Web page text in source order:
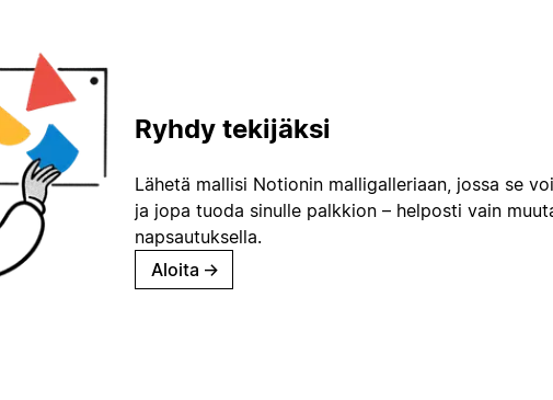
Ryhdy tekijäksi
Lähetä mallisi Notionin malligalleriaan, jossa se
ja jopa tuoda sinulle palkkion – helposti vain
napsautuksella.
Aloita →